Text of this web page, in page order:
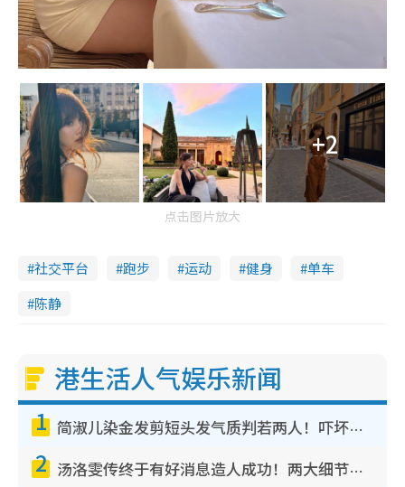
+2
点击图片放大
社交平台 跑步 运动 健身
单车
陈静
港生活人气娱乐新闻
1 简淑儿染金发剪短头发气质判若两人！吓坏老公麦大力都认不出：“你做什么？”
2 汤洛雯传终于有好消息造人成功！两大细节曝孕味极浓引猜测：大肚婆先会咁！